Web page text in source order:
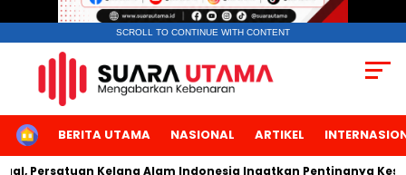
SCROLL TO CONTINUE WITH CONTENT
HOMEBERITA UTAMA NASIONAL ARTIKEL
Persatuan Kelana Alam Indonesia Ingatkan Pentingnya